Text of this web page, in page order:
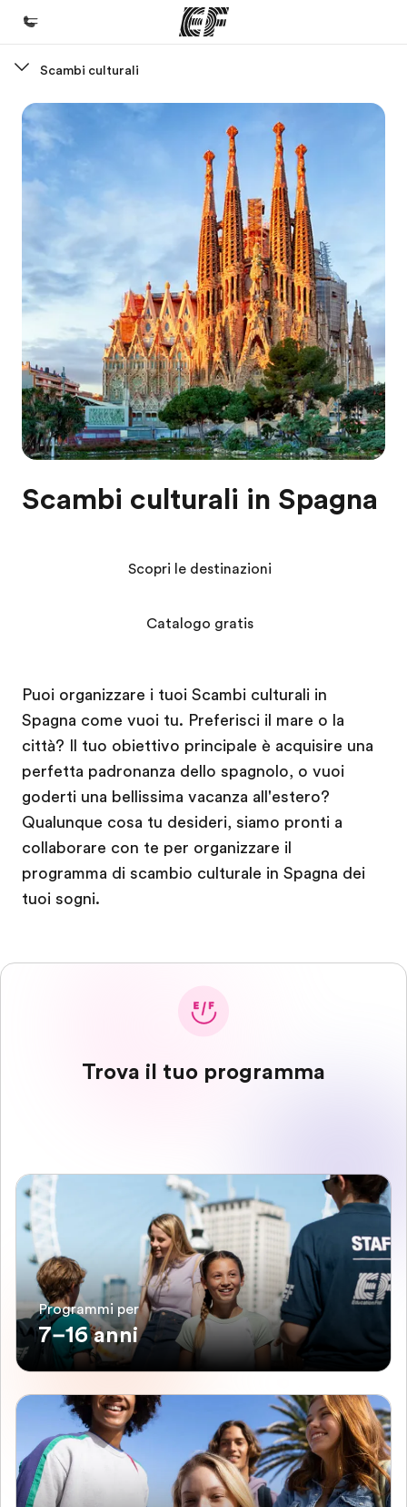
Benvenuto alla EF
Programmi
Vedi la nostra offerta
Chi siamo
La nostra organizzazione
Carriera
Lavora con noi
Scambi culturali
Scambi culturali in Spagna
Puoi organizzare i tuoi Scambi culturali in
Spagna come vuoi tu. Preferisci il mare o la
città? Il tuo obiettivo principale è acquisire una
perfetta padronanza dello spagnolo, o vuoi
goderti una bellissima vacanza all'estero?
Qualunque cosa tu desideri, siamo pronti a
collaborare con te per organizzare il
programma di scambio culturale in Spagna dei
tuoi sogni.
Scopri le destinazioni
Catalogo gratis
Trova il tuo programma
Programmi per
7–16 anni